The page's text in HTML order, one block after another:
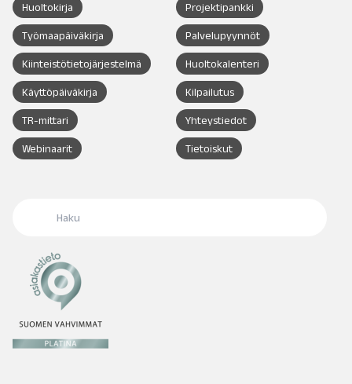
Huoltokirja Projektipankki
Työmaapäiväkirja Palvelupyynnöt
Kiinteistötietojärjestelmä Huoltokalenteri
Käyttöpäiväkirja Kilpailutus
TR-mittari Yhteystiedot
Webinaarit Tietoiskut